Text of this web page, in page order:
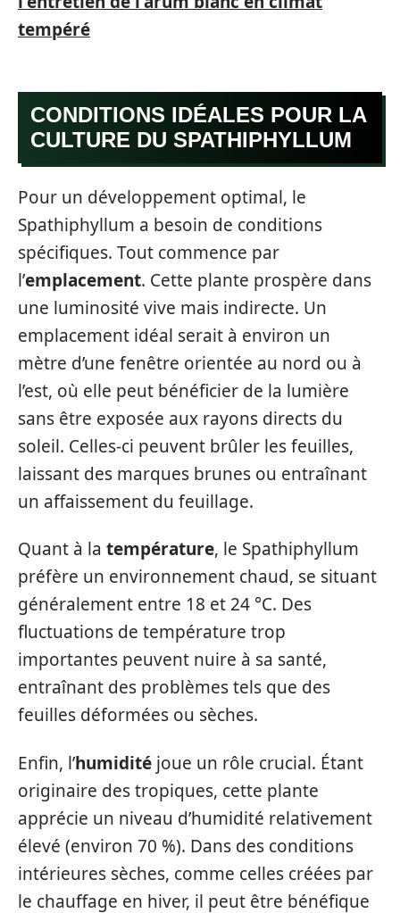
tempéré
CONDITIONS IDÉALES POUR LA
CULTURE DU SPATHIPHYLLUM
Pour un développement optimal, le
Spathiphyllum a besoin de conditions
spécifiques. Tout commence par
l’emplacement. Cette plante prospère dans
une luminosité vive mais indirecte. Un
emplacement idéal serait à environ un
mètre d’une fenêtre orientée au nord ou à
l’est, où elle peut bénéficier de la lumière
sans être exposée aux rayons directs du
soleil. Celles-ci peuvent brûler les feuilles,
laissant des marques brunes ou entraînant
un affaissement du feuillage.
Quant à la température, le Spathiphyllum
préfère un environnement chaud, se situant
généralement entre 18 et 24 °C. Des
fluctuations de température trop
importantes peuvent nuire à sa santé,
entraînant des problèmes tels que des
feuilles déformées ou sèches.
Enfin, l’humidité joue un rôle crucial. Étant
originaire des tropiques, cette plante
apprécie un niveau d’humidité relativement
élevé (environ 70 %). Dans des conditions
intérieures sèches, comme celles créées par
le chauffage en hiver, il peut être bénéfique